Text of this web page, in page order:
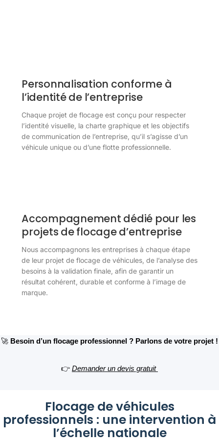
Personnalisation conforme à
l’identité de l’entreprise
Chaque projet de flocage est conçu pour respecter
l’identité visuelle, la charte graphique et les objectifs
de communication de l’entreprise, qu’il s’agisse d’un
véhicule unique ou d’une flotte professionnelle.
Accompagnement dédié pour les
projets de flocage d’entreprise
Nous accompagnons les entreprises à chaque étape
de leur projet de flocage de véhicules, de l’analyse des
besoins à la validation finale, afin de garantir un
résultat cohérent, durable et conforme à l’image de
marque.
🚀 Besoin d’un flocage professionnel ? Parlons de votre projet !
👉 Demander un devis gratuit
Flocage de véhicules
professionnels : une intervention à
l’échelle nationale